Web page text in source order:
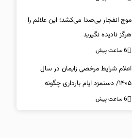
موج انفجار بی‌صدا می‌کشد؛ این علائم را
هرگز نادیده نگیرید
6 ساعت پیش
اعلام شرایط مرخصی زایمان در سال
۱۴۰۵/ دستمزد ایام بارداری چگونه
پرداخت می‌شود؟
6 ساعت پیش